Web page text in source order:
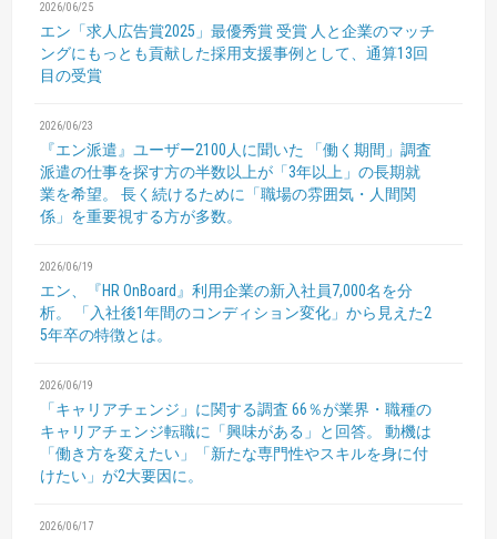
2026/06/25
エン「求人広告賞2025」最優秀賞 受賞 人と企業のマッチ
ングにもっとも貢献した採用支援事例として、通算13回
目の受賞
2026/06/23
『エン派遣』ユーザー2100人に聞いた 「働く期間」調査
派遣の仕事を探す方の半数以上が「3年以上」の長期就
業を希望。 長く続けるために「職場の雰囲気・人間関
係」を重要視する方が多数。
2026/06/19
エン、『HR OnBoard』利用企業の新入社員7,000名を分
析。
「入社後1年間のコンディション変化」から見えた2
5年卒の特徴とは。
2026/06/19
「キャリアチェンジ」に関する調査 66％が業界・職種の
キャリアチェンジ転職に「興味がある」と回答。
動機は
「働き方を変えたい」「新たな専門性やスキルを身に付
けたい」が2大要因に。
2026/06/17